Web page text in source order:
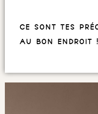
Ce sont tes
au bon endroit !